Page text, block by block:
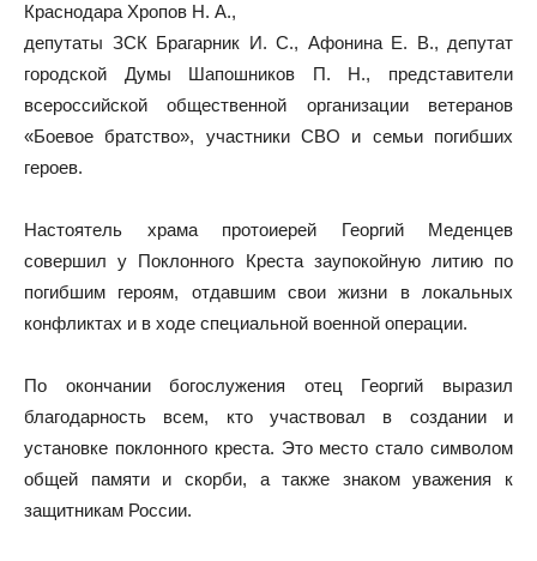
Краснодара Хропов Н. А.,
депутаты ЗСК Брагарник И. С., Афонина Е. В., депутат
городской Думы Шапошников П. Н., представители
всероссийской общественной организации ветеранов
«Боевое братство», участники СВО и семьи погибших
героев.
Настоятель храма протоиерей Георгий Меденцев
совершил у Поклонного Креста заупокойную литию по
погибшим героям, отдавшим свои жизни в локальных
конфликтах и в ходе специальной военной операции.
По окончании богослужения отец Георгий выразил
благодарность всем, кто участвовал в создании и
установке поклонного креста. Это место стало символом
общей памяти и скорби, а также знаком уважения к
защитникам России.